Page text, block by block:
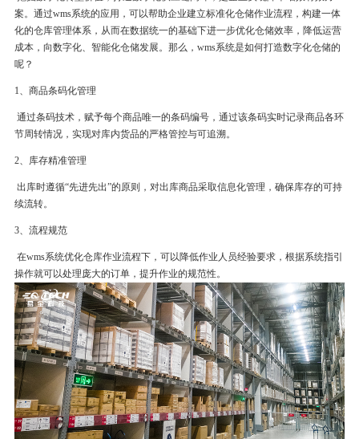
案。通过wms系统的应用，可以帮助企业建立标准化仓储作业流程，构建一体
化的仓库管理体系，从而在数据统一的基础下进一步优化仓储效率，降低运营
成本，向数字化、智能化仓储发展。 那么， wms系统是如何打造数字化仓储的
呢？
1、商品条码化管理
通过条码技术，赋予每个商品唯一的条码编号，通过该条码实时记录商品各环
节周转情况，实现对库内货品的严格管控与可追溯。
2、库存精准管理
出库时遵循“先进先出”的原则，对出库商品采取信息化管理，确保库存的可持
续流转。
3、流程规范
在wms系统优化仓库作业流程下，可以降低作业人员经验要求，根据系统指引
操作就可以处理庞大的订单，提升作业的规范性。